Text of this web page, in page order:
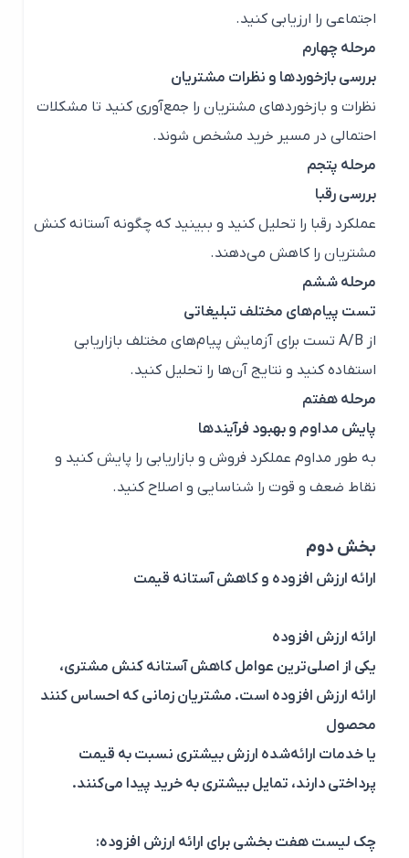
اجتماعی را ارزیابی کنید.
مرحله چهارم
بررسی بازخوردها و نظرات مشتریان
نظرات و بازخوردهای مشتریان را جمع‌آوری کنید تا مشکلات
احتمالی در مسیر خرید مشخص شوند.
مرحله پتجم
بررسی رقبا
عملکرد رقبا را تحلیل کنید و ببینید که چگونه آستانه کنش
مشتریان را کاهش می‌دهند.
مرحله ششم
تست پیام‌های مختلف تبلیغاتی
از A/B تست برای آزمایش پیام‌های مختلف بازاریابی
استفاده کنید و نتایج آن‌ها را تحلیل کنید.
مرحله هفتم
پایش مداوم و بهبود فرآیندها
به طور مداوم عملکرد فروش و بازاریابی را پایش کنید و
نقاط ضعف و قوت را شناسایی و اصلاح کنید.
بخش دوم
ارائه ارزش افزوده و کاهش آستانه قیمت
ارائه ارزش افزوده
یکی از اصلی‌ترین عوامل کاهش آستانه کنش مشتری،
ارائه ارزش افزوده است. مشتریان زمانی که احساس کنند
محصول
یا خدمات ارائه‌شده ارزش بیشتری نسبت به قیمت
پرداختی دارند، تمایل بیشتری به خرید پیدا می‌کنند.
چک لیست هفت بخشی برای ارائه ارزش افزوده: